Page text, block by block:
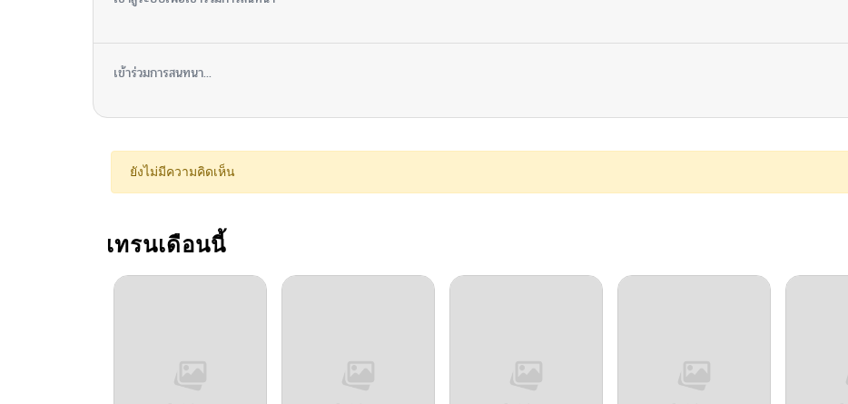
เข้าร่วมการสนทนา...
ยังไม่มีความคิดเห็น
เทรนเดือนนี้